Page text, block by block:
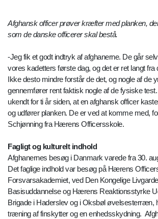
Afghansk officer prøver kræfter med planken,
som de danske officerer skal bestå.
-Jeg fik et godt indtryk af afghanerne. De går
vores kadetters første dag, og det er ret langt fra
Ikke desto mindre forstår de det, og nogle af de
gennemfører rent faktisk nogle af de fysiske
ukendt for ti år siden, at en afghansk officer
og udfører planken. De er ved at komme med,
Schjønning fra Hærens Officersskole.
Fagligt og kulturelt indhold
Afghanernes besøg i Danmark varede fra 30.
Det faglige indhold var besøg på Hærens
Forsvarsakademiet, ved Den Kongelige
Basisuddannelse og Hærens Reaktionsstyrke
Brigade i Haderslev og i Oksbøl øvelsesterræn,
træning af finskytter og en enhedsskydning.